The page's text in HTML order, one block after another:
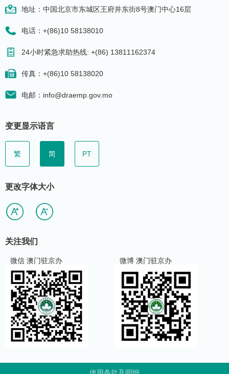
地址：中国北京市东城区王府井东街8号澳门中心16层
电话：+(86)10 58138010
24小时紧急求助热线: +(86) 13811162374
传真：+(86)10 58138020
电邮：info@draemp.gov.mo
变更显示语言
繁 简 PT
更改字体大小
关注我们
微信 澳门驻京办 微博 澳门驻京办
使用条款及明细